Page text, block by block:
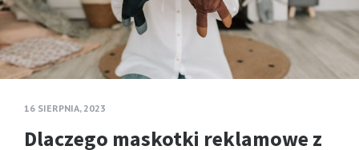
16 SIERPNIA, 2023
Dlaczego maskotki reklamowe z